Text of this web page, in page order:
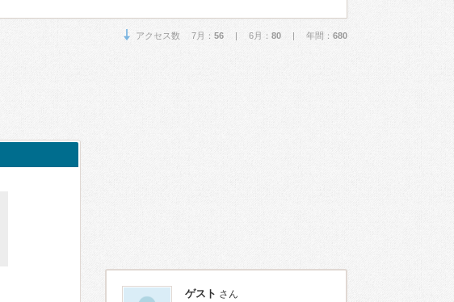
アクセス数 7月： 56 | 6月： 80 | 年間： 680
ゲスト さん